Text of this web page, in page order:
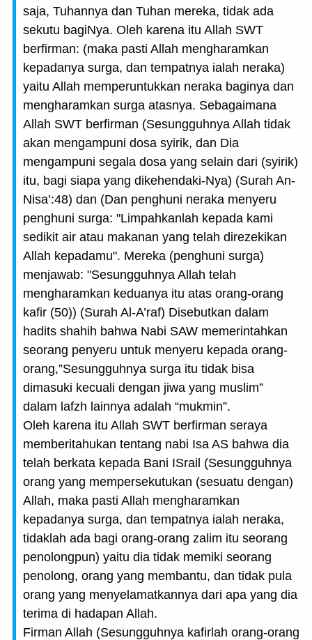
saja, Tuhannya dan Tuhan mereka, tidak ada
sekutu bagiNya. Oleh karena itu Allah SWT
berfirman: (maka pasti Allah mengharamkan
kepadanya surga, dan tempatnya ialah neraka)
yaitu Allah memperuntukkan neraka baginya dan
mengharamkan surga atasnya. Sebagaimana
Allah SWT berfirman (Sesungguhnya Allah tidak
akan mengampuni dosa syirik, dan Dia
mengampuni segala dosa yang selain dari (syirik)
itu, bagi siapa yang dikehendaki-Nya) (Surah An-
Nisa’:48) dan (Dan penghuni neraka menyeru
penghuni surga: "Limpahkanlah kepada kami
sedikit air atau makanan yang telah direzekikan
Allah kepadamu". Mereka (penghuni surga)
menjawab: "Sesungguhnya Allah telah
mengharamkan keduanya itu atas orang-orang
kafir (50)) (Surah Al-A’raf) Disebutkan dalam
hadits shahih bahwa Nabi SAW memerintahkan
seorang penyeru untuk menyeru kepada orang-
orang,”Sesungguhnya surga itu tidak bisa
dimasuki kecuali dengan jiwa yang muslim”
dalam lafzh lainnya adalah “mukmin”.
Oleh karena itu Allah SWT berfirman seraya
memberitahukan tentang nabi Isa AS bahwa dia
telah berkata kepada Bani ISrail (Sesungguhnya
orang yang mempersekutukan (sesuatu dengan)
Allah, maka pasti Allah mengharamkan
kepadanya surga, dan tempatnya ialah neraka,
tidaklah ada bagi orang-orang zalim itu seorang
penolongpun) yaitu dia tidak memiki seorang
penolong, orang yang membantu, dan tidak pula
orang yang menyelamatkannya dari apa yang dia
terima di hadapan Allah.
Firman Allah (Sesungguhnya kafirlah orang-orang